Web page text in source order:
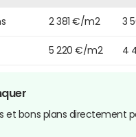
2 381 €/m2 3
5 220 €/m2 4
et bons plans directement